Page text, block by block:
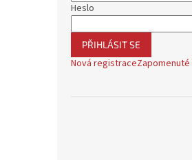
Heslo
PŘIHLÁSIT SE
Nová registrace